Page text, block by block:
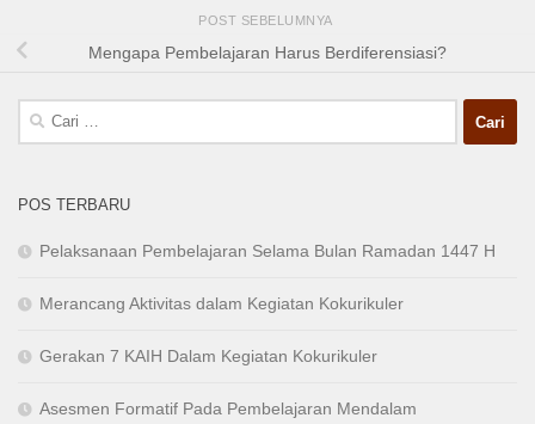
POST SEBELUMNYA
Mengapa Pembelajaran Harus Berdiferensiasi?
Cari
POS TERBARU
Pelaksanaan Pembelajaran Selama Bulan Ramadan 1447 H
Merancang Aktivitas dalam Kegiatan Kokurikuler
Gerakan 7 KAIH Dalam Kegiatan Kokurikuler
Asesmen Formatif Pada Pembelajaran Mendalam